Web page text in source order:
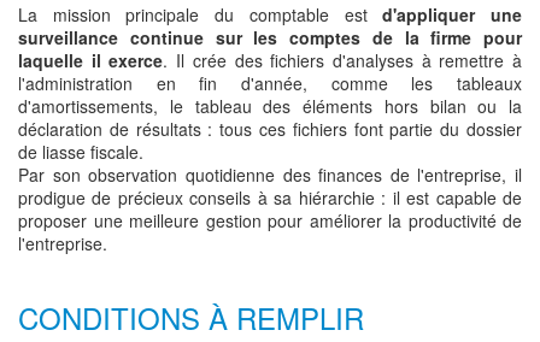
La mission principale du comptable estd'appliquer une
surveillance continue sur les comptes de la firme pour
laquelle il exerce. Il crée des fichiers d'analyses à remettre à
l'administration en fin d'année, comme les tableaux
d'amortissements, le tableau des éléments hors bilan ou la
déclaration de résultats : tous ces fichiers font partie du dossier
de liasse fiscale.
Par son observation quotidienne des finances de l'entreprise, il
prodigue de précieux conseils à sa hiérarchie : il est capable de
proposer une meilleure gestion pour améliorer la productivité de
l'entreprise.
CONDITIONS À REMPLIR